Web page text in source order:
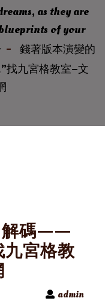
as they are
of your
錢著版本演變的
九宮格教室–文
解碼——
宮格教
admin